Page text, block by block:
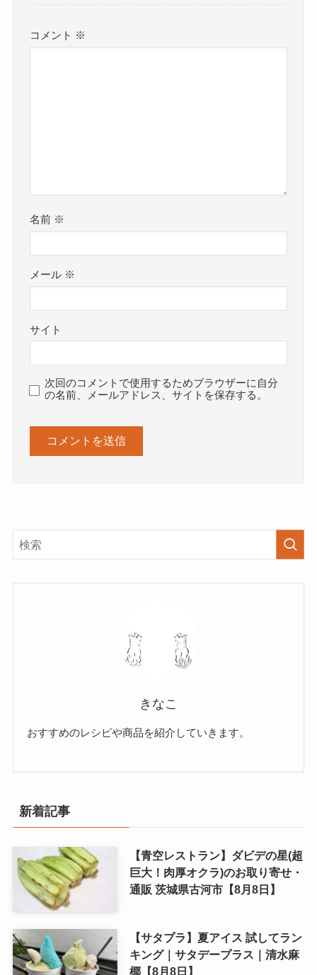
コメント ※
名前 ※
メール ※
サイト
次回のコメントで使用するためブラウザーに自分
の名前、メールアドレス、サイトを保存する。
きなこ
おすすめのレシピや商品を紹介していきます。
新着記事
【青空レストラン】ダビデの星(超
巨大！肉厚オクラ)のお取り寄せ・
通販 茨城県古河市【8月8日】
【サタプラ】夏アイス 試してラン
キング｜サタデープラス｜清水麻
椰【8月8日】